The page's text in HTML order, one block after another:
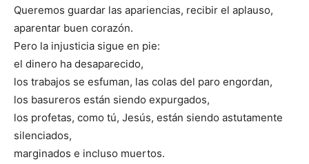
Queremos guardar las apariencias, recibir el aplauso,
aparentar buen corazón.
Pero la injusticia sigue en pie:
el dinero ha desaparecido,
los trabajos se esfuman, las colas del paro engordan,
los basureros están siendo expurgados,
los profetas, como tú, Jesús, están siendo astutamente
silenciados,
marginados e incluso muertos.